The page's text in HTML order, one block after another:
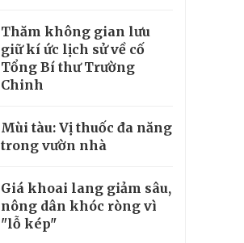
Thăm không gian lưu
giữ kí ức lịch sử về cố
Tổng Bí thư Trường
Chinh
Mùi tàu: Vị thuốc đa năng
trong vườn nhà
Giá khoai lang giảm sâu,
nông dân khóc ròng vì
"lỗ kép"